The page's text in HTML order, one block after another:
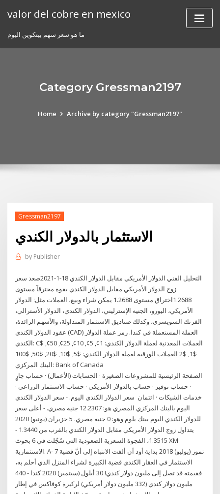
valor del cobre en mexico
ما هو سعر سهم بيتكوين اليوم
Category Gressman2197
Home Archive by category "Gressman2197"
Gressman2197
الاستثمار بالدولار الكندي
by Publisher
التحليل الفني الدولار الأمريكي مقابل الدولار الكندي 18-1-2021صعد سعر
زوج الدولار الأمريكي مقابل الدولار الكندي بقوة مخترقآ مستوى
1.2688اختراق مستوى 1.2688 يمكن شراء وبيع، العملات مثل: الدولار
الأمريكي، اليورو، الجنيه الإسترليني، الدولار الكندي، الدولار الأسترالي،
الفرنك السويسري، وكذلك صناديق الاستثمار المتداولة، والأسهم الرائدة،
عقود الدولار الكندي (CAD) العملة المستعملة في كندا. رمز عملة الدولار
الكندي: C$ العملات المعدنية لعملة الدولار الكندي: 1¢, 5¢, 10¢, 25¢, 50¢,
$1, $2 العملات الورقية لعملة الدولار الكندي: $5, $10, $20, $50, $100
البنك المركزي: Bank of Canada
الصفحة الرئيسية للمشروعات الصغيرة · الحسابات (الأعمال) · حساب جارٍ
· حساب توفير · حساب بالدولار الأمريكي · حساب الاستثمار الزراعي ·
خدمات الشيكات · ائتمان سعر الدولار الكندي اليوم. - سعر الدولار الكندي
اليوم بالبنك المركزي المصري هو: 12.2307 جنيه مصري. - أعلى سعر
للدولار الكندي اليوم ببنك بلوم وهو: 0 جنيه مصري. 5 حزيران (يونيو) 2020
يتداول زوج الدولار الأمريكي مقابل الدولار الكندي بالقرب من 1.3440 -
1.3515، الفجوة السعرية الصعودية التي سُجّلت في 6 بحوث XM
الاستثمارية. A- 7 تموز (يوليو) 2018 بداية أود أن ألفت الانتباه إلى أنَّ قضية
الاستثمار في العقار الكندي قضية الكبيرة لشراء المنزل الذي أحلم به،
فقيمته قد تصل إلى مليون دولار كندي! 30 أيلول (سبتمبر) 2020 كندا - 440
مليون دولار كندي (332 مليون دولار أمريكي) لركيزة كوفاكس في إطار